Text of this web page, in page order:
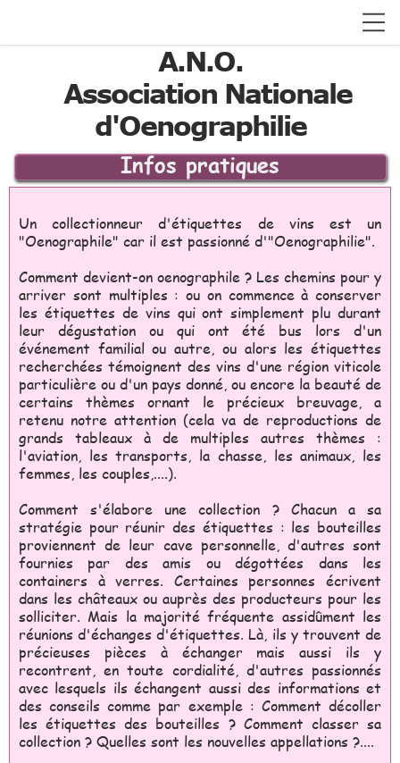
A.N.O.
Association Nationale
d'Oenographilie
Infos pratiques
Un collectionneur d'étiquettes de vins est un
"Oenographile" car il est passionné d'"Oenographilie".
Comment devient-on oenographile ? Les chemins pour y
arriver sont multiples : ou on commence à conserver
les étiquettes de vins qui ont simplement plu durant
leur dégustation ou qui ont été bus lors d'un
événement familial ou autre, ou alors les étiquettes
recherchées témoignent des vins d'une région viticole
particulière ou d'un pays donné, ou encore la beauté de
certains thèmes ornant le précieux breuvage, a
retenu notre attention (cela va de reproductions de
grands tableaux à de multiples autres thèmes :
l'aviation, les transports, la chasse, les animaux, les
femmes, les couples,....).
Comment s'élabore une collection ? Chacun a sa
stratégie pour réunir des étiquettes : les bouteilles
proviennent de leur cave personnelle, d'autres sont
fournies par des amis ou dégottées dans les
containers à verres. Certaines personnes écrivent
dans les châteaux ou auprès des producteurs pour les
solliciter. Mais la majorité fréquente assidûment les
réunions d'échanges d'étiquettes. Là, ils y trouvent de
précieuses pièces à échanger mais aussi ils y
recontrent, en toute cordialité, d'autres passionnés
avec lesquels ils échangent aussi des informations et
des conseils comme par exemple : Comment décoller
les étiquettes des bouteilles ? Comment classer sa
collection ? Quelles sont les nouvelles appellations ?....